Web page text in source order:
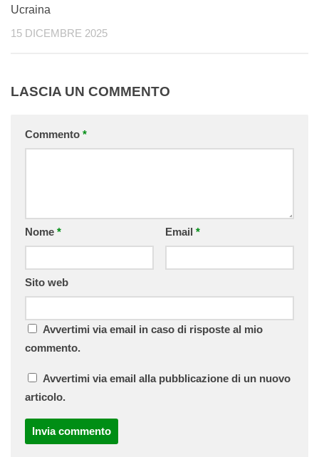
Ucraina
15 DICEMBRE 2025
LASCIA UN COMMENTO
Commento *
Nome * Email *
Sito web
Avvertimi via email in caso di risposte al mio
commento.
Avvertimi via email alla pubblicazione di un nuovo
articolo.